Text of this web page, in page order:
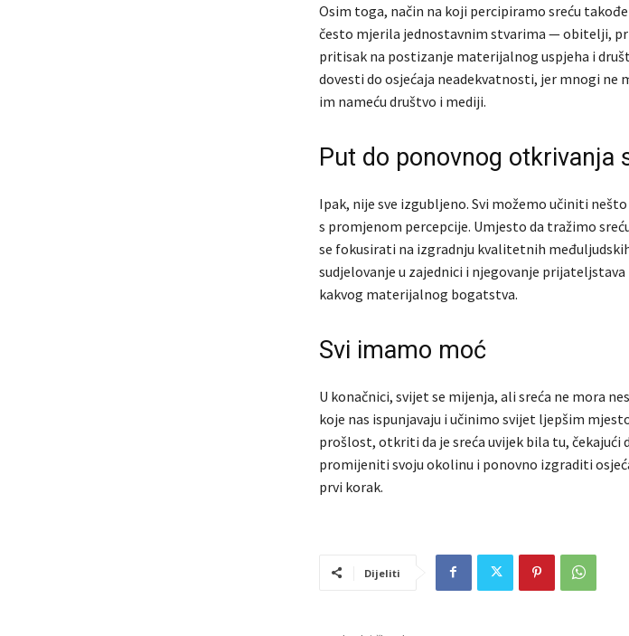
Osim toga, način na koji percipiramo sreću
često mjerila jednostavnim stvarima — obitelji,
pritisak na postizanje materijalnog uspjeha i
dovesti do osjećaja neadekvatnosti, jer mnogi ne
im nameću društvo i mediji.
Put do ponovnog otkrivanja
Ipak, nije sve izgubljeno. Svi možemo učiniti
s promjenom percepcije. Umjesto da tražimo
se fokusirati na izgradnju kvalitetnih
sudjelovanje u zajednici i njegovanje
kakvog materijalnog bogatstva.
Svi imamo moć
U konačnici, svijet se mijenja, ali sreća ne mora
koje nas ispunjavaju i učinimo svijet ljepšim
prošlost, otkriti da je sreća uvijek bila tu, čekajući
promijeniti svoju okolinu i ponovno izgraditi
prvi korak.
Dijeliti